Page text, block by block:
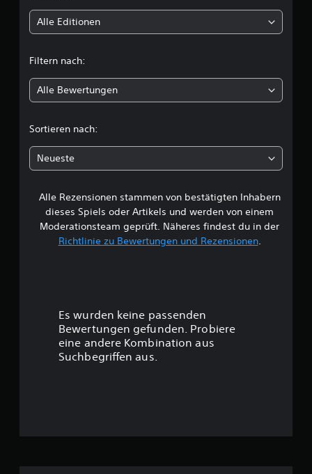
l
i
h
e
B
e
:
4
Alle Editionen
Filtern nach:
Alle Bewertungen
Sortieren nach:
Neueste
Alle Rezensionen stammen von bestätigten Inhabern
dieses Spiels oder Artikels und werden von einem
Moderationsteam geprüft. Näheres findest du in der
Richtlinie zu Bewertungen und Rezensionen.
Es wurden keine passenden
Bewertungen gefunden. Probiere
eine andere Kombination aus
Suchbegriffen aus.